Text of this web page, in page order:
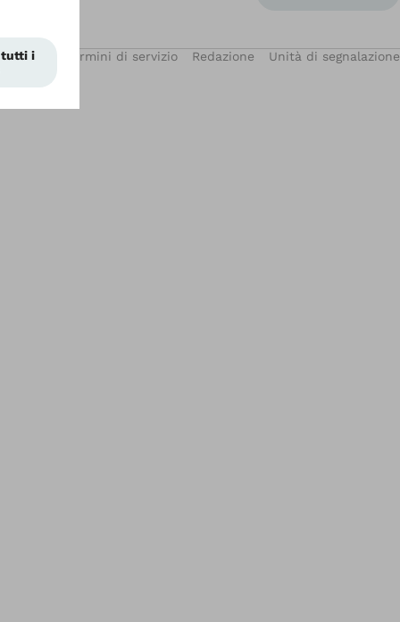
Privacy Termini di servizio Redazione Unità di segnalazione